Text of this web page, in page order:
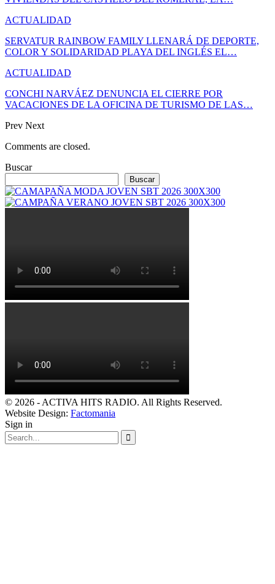
ACTUALIDAD
SERVATUR RAINBOW FAMILY LLENARÁ DE DEPORTE,
COLOR Y SOLIDARIDAD PLAYA DEL INGLÉS EL…
ACTUALIDAD
CONCHI NARVÁEZ DENUNCIA EL CIERRE POR
VACACIONES DE LA OFICINA DE TURISMO DE LAS…
Prev Next
Comments are closed.
Buscar
Buscar
© 2026 - ACTIVA HITS RADIO. All Rights Reserved.
Website Design: Factomania
Sign in